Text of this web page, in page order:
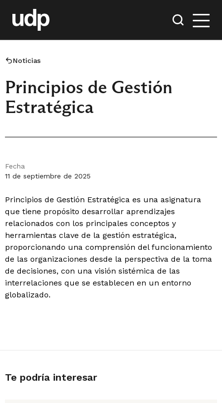
Noticias
Principios de Gestión
Estratégica
Fecha
11 de septiembre de 2025
Principios de Gestión Estratégica es una asignatura
que tiene propósito desarrollar aprendizajes
relacionados con los principales conceptos y
herramientas clave de la gestión estratégica,
proporcionando una comprensión del funcionamiento
de las organizaciones desde la perspectiva de la toma
de decisiones, con una visión sistémica de las
interrelaciones que se establecen en un entorno
globalizado.
Te podría interesar